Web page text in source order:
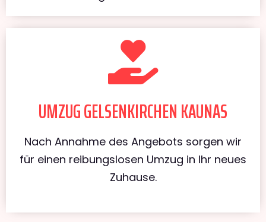
UMZUG GELSENKIRCHEN KAUNAS
Nach Annahme des Angebots sorgen wir
für einen reibungslosen Umzug in Ihr neues
Zuhause.